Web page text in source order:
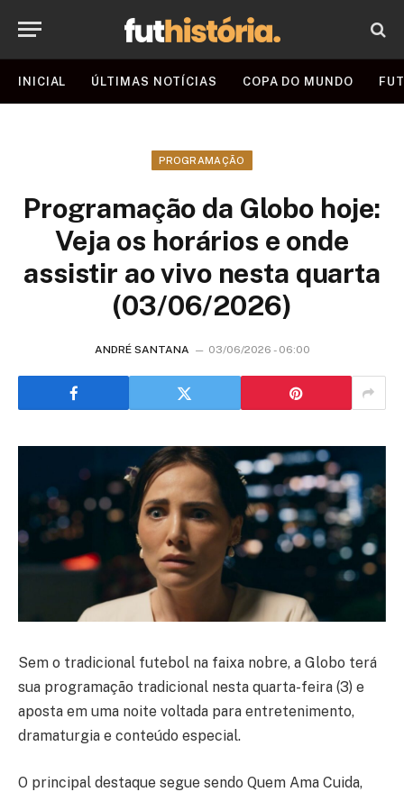
INICIAL ÚLTIMAS NOTÍCIAS COPA DO MUNDO
PROGRAMAÇÃO
Programação da Globo hoje:
Veja os horários e onde
assistir ao vivo nesta quarta
(03/06/2026)
ANDRÉ SANTANA 03/06/2026 - 06:00
Sem o tradicional futebol na faixa nobre, a Globo terá
sua programação tradicional nesta quarta-feira (3) e
aposta em uma noite voltada para entretenimento,
dramaturgia e conteúdo especial.
O principal destaque segue sendo Quem Ama Cuida,